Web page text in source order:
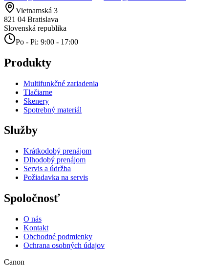
Vietnamská 3
821 04 Bratislava
Slovenská republika
Po - Pi: 9:00 - 17:00
Produkty
Multifunkčné zariadenia
Tlačiarne
Skenery
Spotrebný materiál
Služby
Krátkodobý prenájom
Dlhodobý prenájom
Servis a údržba
Požiadavka na servis
Spoločnosť
O nás
Kontakt
Obchodné podmienky
Ochrana osobných údajov
Canon